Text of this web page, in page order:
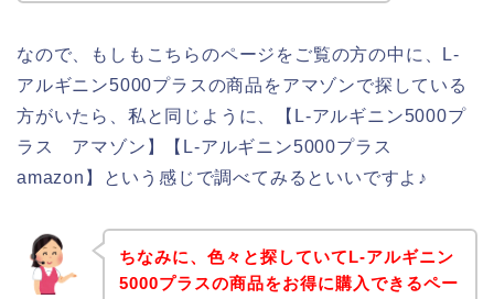
なので、もしもこちらのページをご覧の方の中に、L-
アルギニン5000プラスの商品をアマゾンで探している
方がいたら、私と同じように、【L-アルギニン5000プ
ラス アマゾン】【L-アルギニン5000プラス
amazon】という感じで調べてみるといいですよ♪
ちなみに、色々と探していてL-アルギニン
5000プラスの商品をお得に購入できるペー